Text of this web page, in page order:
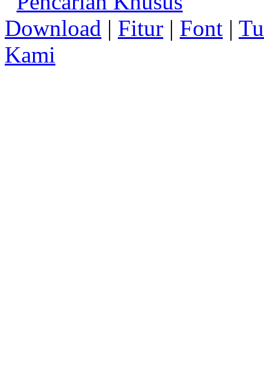
Download | Fitur | Font |
Kami